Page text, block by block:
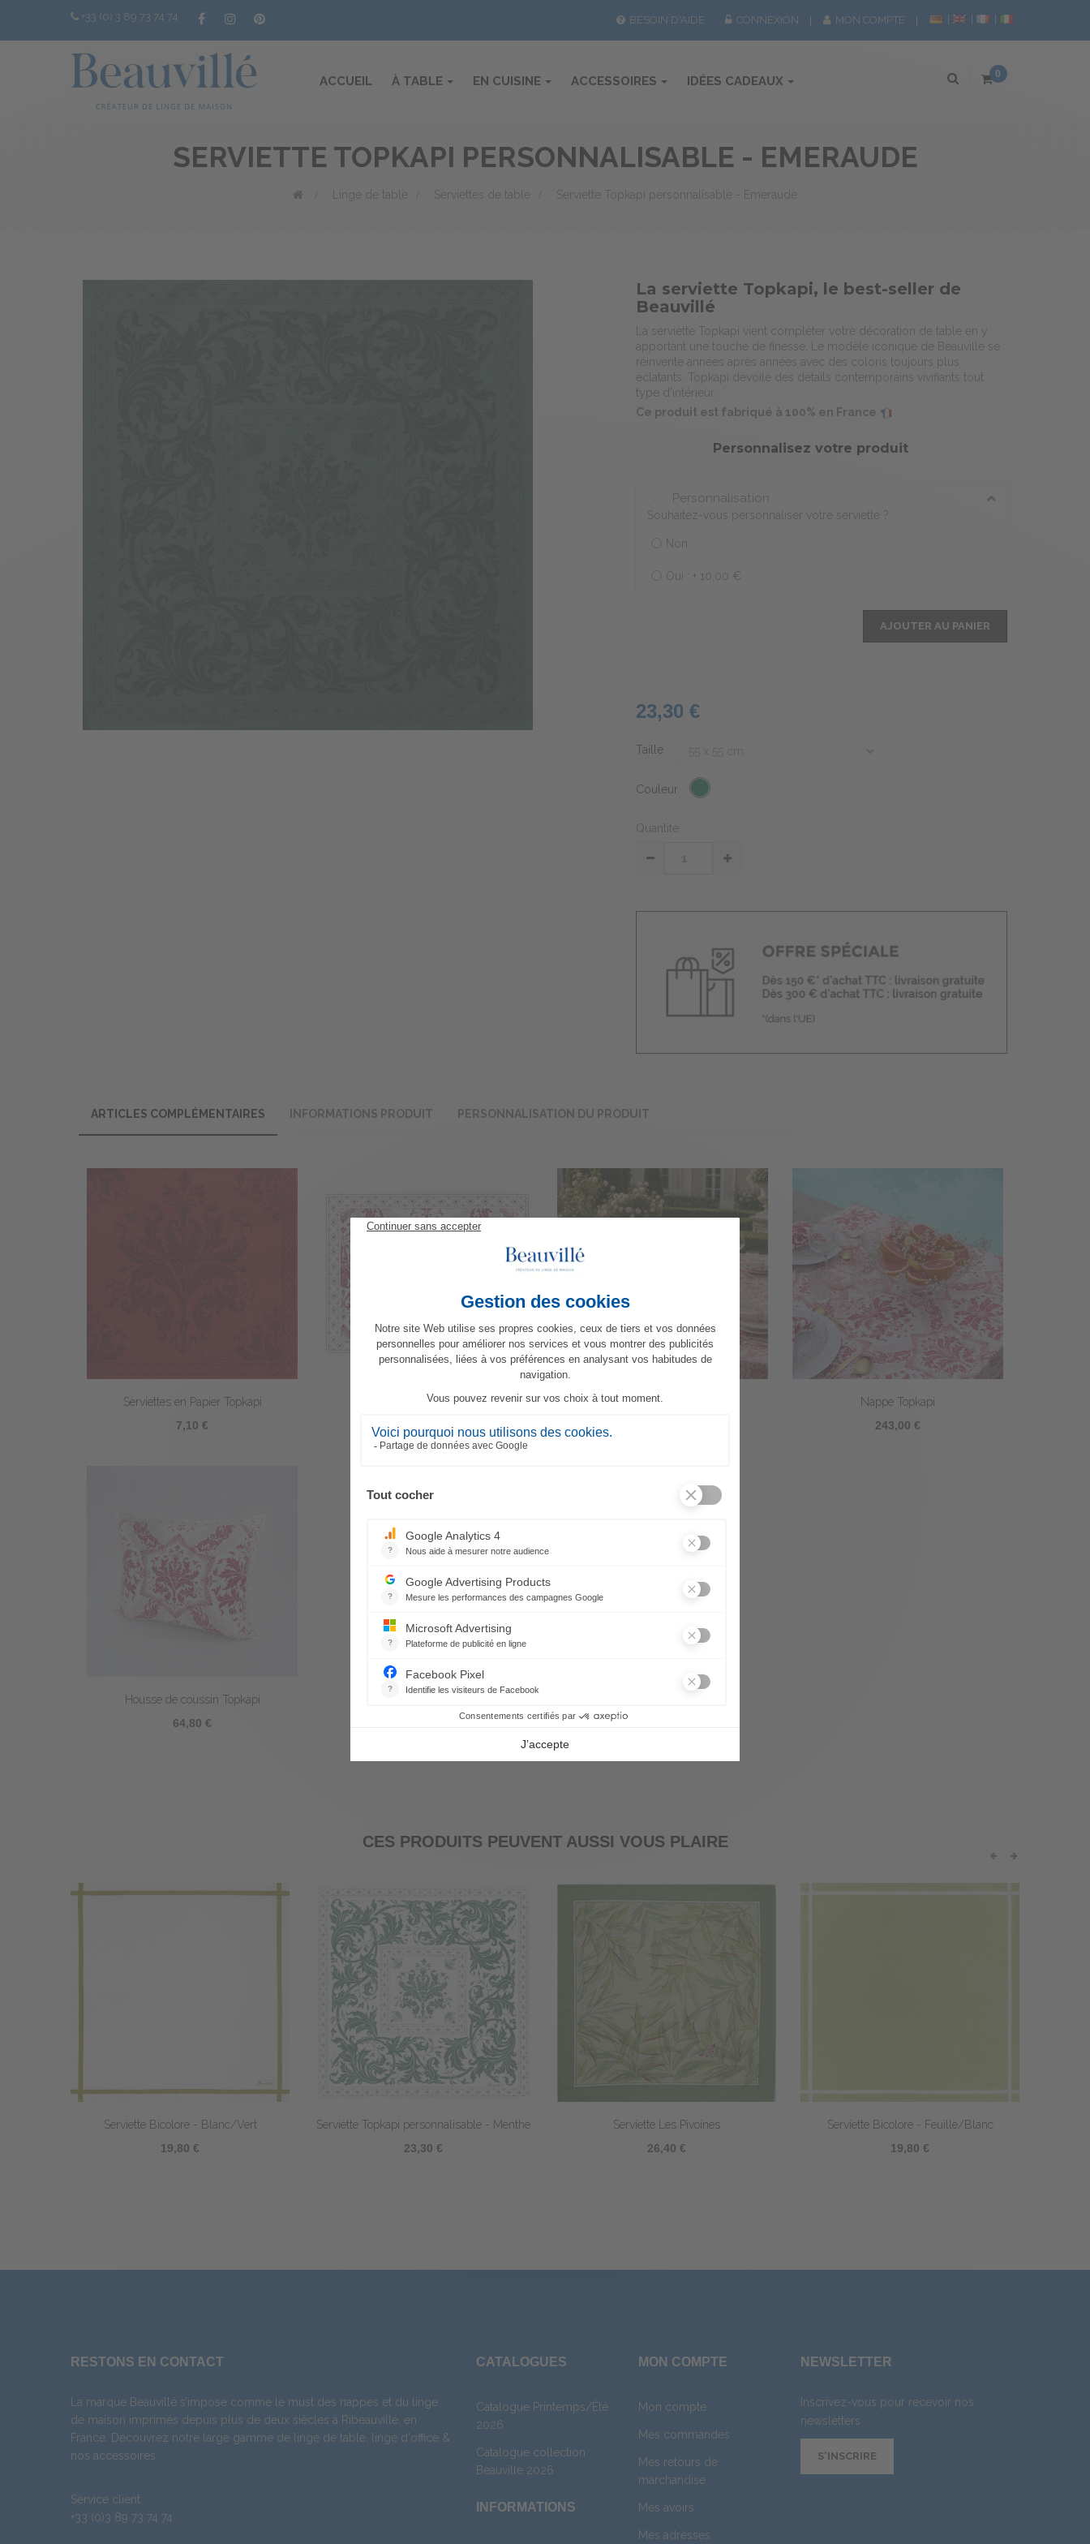
+33 (0) 3 89 73 74 74 CONNEXION MON COMPTE
BESOIN D'AIDE
ACCUEIL À TABLE EN CUISINE ACCESSOIRES IDÉES CADEAUX 0
Linge de table Serviettes de table Serviette Topkapi personnalisable - Emeraude
SERVIETTE TOPKAPI PERSONNALISABLE - EMERAUDE
La serviette Topkapi, le best-seller de
Beauvillé
La serviette Topkapi vient compléter votre décoration de table en y
apportant une touche de finesse. Le modèle iconique de Beauvillé se
réinvente années après années avec des coloris toujours plus
éclatants. Topkapi dévoile des détails contemporains vivifiants tout
type d’intérieur.
Ce produit est fabriqué à 100% en France
Personnalisez votre produit
Personnalisation
Souhaitez-vous personnaliser votre serviette ?
Non
Oui : + 10,00 €
AJOUTER AU PANIER
23,30 €
Taille
Couleur
Quantité
ARTICLES COMPLÉMENTAIRES INFORMATIONS PRODUIT PERSONNALISATION DU PRODUIT
Serviettes en Papier Topkapi
7,10 €
Set de table Topkapi
Chemin de table Topkapi
Nappe Topkapi
243,00 €
Housse de coussin Topkapi
64,80 €
CES PRODUITS PEUVENT AUSSI VOUS PLAIRE
Serviette Canopée
Serviette Bicolore - Prairie/Anis
Serviette en satin de coton blanc
Serviette Potager
RESTONS EN CONTACT
La marque Beauvillé s’impose comme le must des nappes et du linge
de maison imprimés depuis plus de deux siècles à Ribeauvillé, en
France. Découvrez notre large gamme de linge de table linge d'office &
nos accessoires
Service client
+33 (0)3 89 73 74 74
CATALOGUES
Catalogue Printemps/Été
2026
Catalogue collection
Beauvillé 2026
INFORMATIONS
MON COMPTE
Mon compte
Mes commandes
Mes retours de
marchandise
Mes avoirs
Mes adresses
NEWSLETTER
Inscrivez-vous pour recevoir nos
newsletters
S'INSCRIRE